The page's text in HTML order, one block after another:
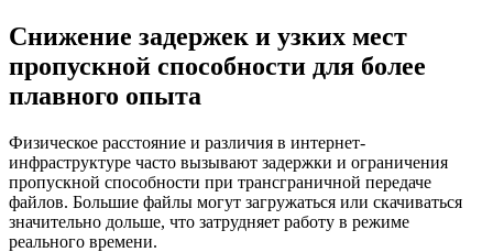
Снижение задержек и узких мест
пропускной способности для более
плавного опыта
Физическое расстояние и различия в интернет-
инфраструктуре часто вызывают задержки и ограничения
пропускной способности при трансграничной передаче
файлов. Большие файлы могут загружаться или скачиваться
значительно дольше, что затрудняет работу в режиме
реального времени.